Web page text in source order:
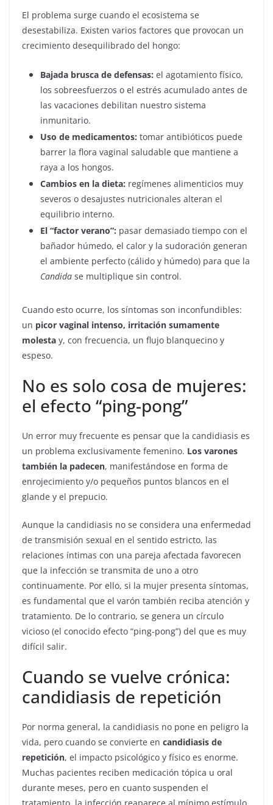
El problema surge cuando el ecosistema se
desestabiliza. Existen varios factores que provocan un
crecimiento desequilibrado del hongo:
Bajada brusca de defensas: el agotamiento físico,
los sobreesfuerzos o el estrés acumulado antes de
las vacaciones debilitan nuestro sistema
inmunitario.
Uso de medicamentos: tomar antibióticos puede
barrer la flora vaginal saludable que mantiene a
raya a los hongos.
Cambios en la dieta: regímenes alimenticios muy
severos o desajustes nutricionales alteran el
equilibrio interno.
El “factor verano”: pasar demasiado tiempo con el
bañador húmedo, el calor y la sudoración generan
el ambiente perfecto (cálido y húmedo) para que la
Candida se multiplique sin control.
Cuando esto ocurre, los síntomas son inconfundibles:
un picor vaginal intenso, irritación sumamente
molesta y, con frecuencia, un flujo blanquecino y
espeso.
No es solo cosa de mujeres:
el efecto “ping-pong”
Un error muy frecuente es pensar que la candidiasis es
un problema exclusivamente femenino. Los varones
también la padecen, manifestándose en forma de
enrojecimiento y/o pequeños puntos blancos en el
glande y el prepucio.
Aunque la candidiasis no se considera una enfermedad
de transmisión sexual en el sentido estricto, las
relaciones íntimas con una pareja afectada favorecen
que la infección se transmita de uno a otro
continuamente. Por ello, si la mujer presenta síntomas,
es fundamental que el varón también reciba atención y
tratamiento. De lo contrario, se genera un círculo
vicioso (el conocido efecto “ping-pong”) del que es muy
difícil salir.
Cuando se vuelve crónica:
candidiasis de repetición
Por norma general, la candidiasis no pone en peligro la
vida, pero cuando se convierte en candidiasis de
repetición, el impacto psicológico y físico es enorme.
Muchas pacientes reciben medicación tópica u oral
durante meses, pero en cuanto suspenden el